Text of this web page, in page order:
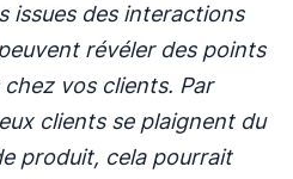
issues des interactions
révéler des points
vos clients. Par
clients se plaignent du
produit, cela pourrait